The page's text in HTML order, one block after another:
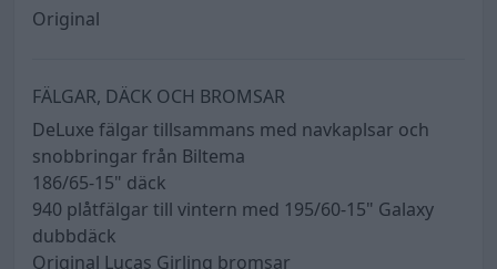
Original
FÄLGAR, DÄCK OCH BROMSAR
DeLuxe fälgar tillsammans med navkaplsar och
snobbringar från Biltema
186/65-15" däck
940 plåtfälgar till vintern med 195/60-15" Galaxy
dubbdäck
Original Lucas Girling bromsar